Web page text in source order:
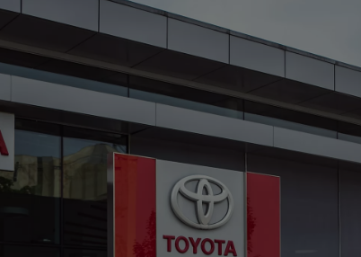
À partir de
ou financement à partir de
HILUX
ÉLECTRIQUE